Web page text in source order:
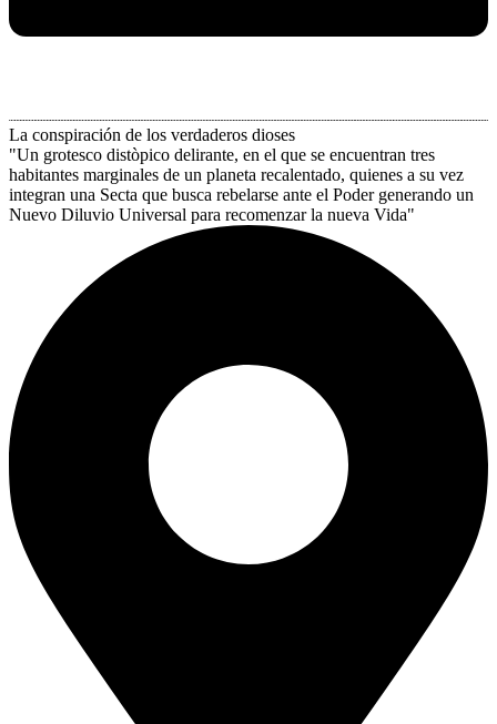
La conspiración de los verdaderos dioses
"Un grotesco distòpico delirante, en el que se encuentran tres
habitantes marginales de un planeta recalentado, quienes a su vez
integran una Secta que busca rebelarse ante el Poder generando un
Nuevo Diluvio Universal para recomenzar la nueva Vida"